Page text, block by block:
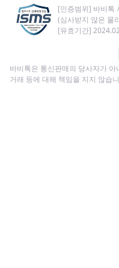
[인증범위] 바비톡
(심사받지 않은 물
[유효기간]
바비톡은 통신판매의 당사자가
거래 등에 대해 책임을 지지 않습